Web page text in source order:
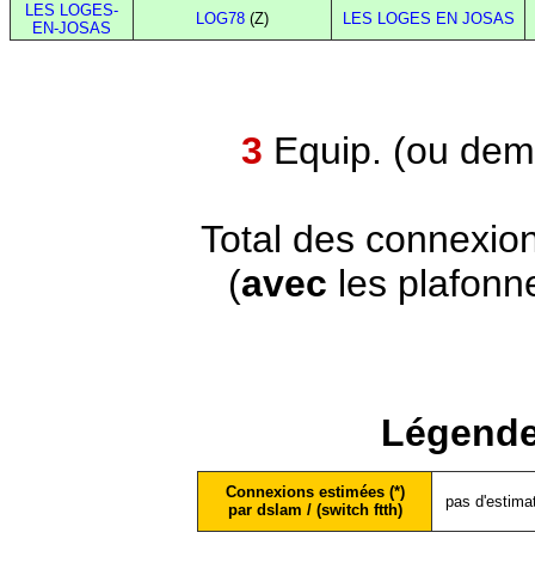
LES LOGES-
EN-JOSAS
LOG78 (Z) LES LOGES EN JOSAS
3 Equip. (ou
Total des
(avec les
Connexions estimées (*)
par dslam / (switch ftth)
pas